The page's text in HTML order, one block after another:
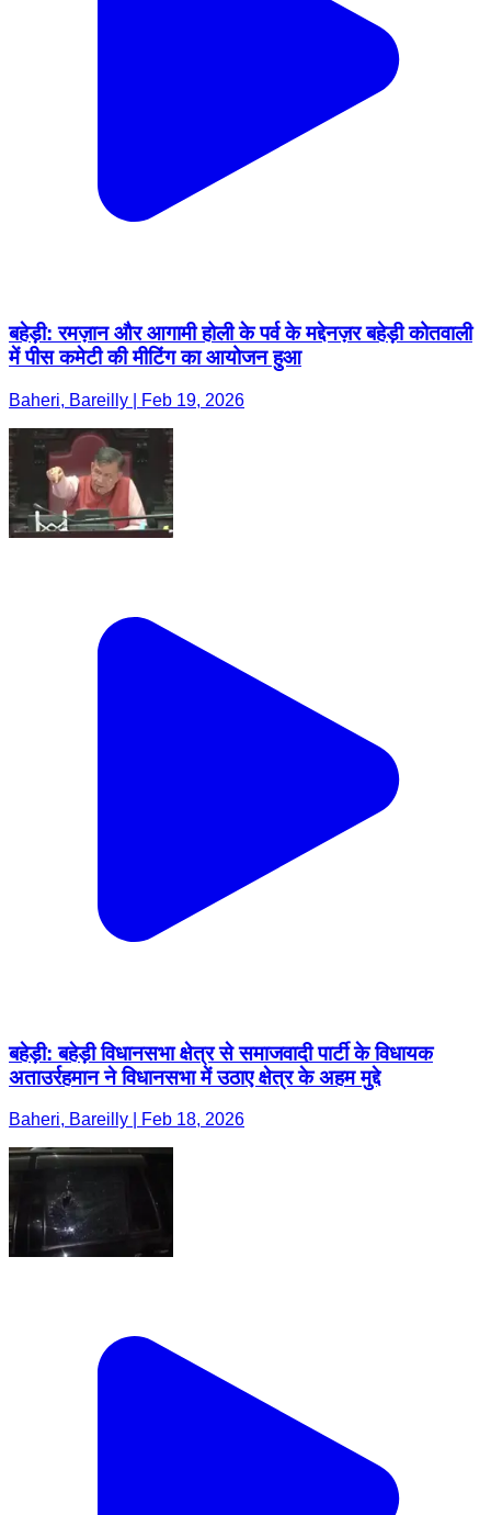
बहेड़ी: रमज़ान और आगामी होली के पर्व के मद्देनज़र बहेड़ी कोतवाली
में पीस कमेटी की मीटिंग का आयोजन हुआ
Baheri, Bareilly | Feb 19, 2026
बहेड़ी: बहेड़ी विधानसभा क्षेत्र से समाजवादी पार्टी के विधायक
अताउर्रहमान ने विधानसभा में उठाए क्षेत्र के अहम मुद्दे
Baheri, Bareilly | Feb 18, 2026